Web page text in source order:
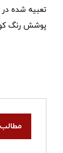
تعبیه شده
پوشش رنگ